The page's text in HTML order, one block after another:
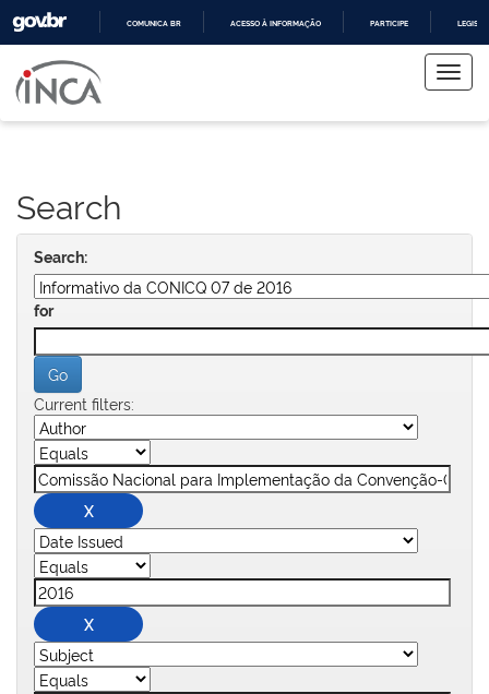
COMUNICA BR ACESSO À INFORMAÇÃO PARTICIPE
navigation
Search
Search:
for
Current filters: